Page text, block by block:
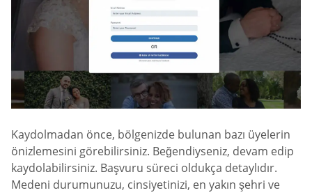
Kaydolmadan önce, bölgenizde bulunan bazı üyelerin
önizlemesini görebilirsiniz. Beğendiyseniz, devam edip
kaydolabilirsiniz. Başvuru süreci oldukça detaylıdır.
Medeni durumunuzu, cinsiyetinizi, en yakın şehri ve